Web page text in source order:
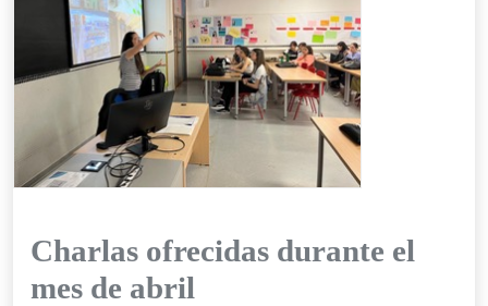
Charlas ofrecidas durante el
mes de abril